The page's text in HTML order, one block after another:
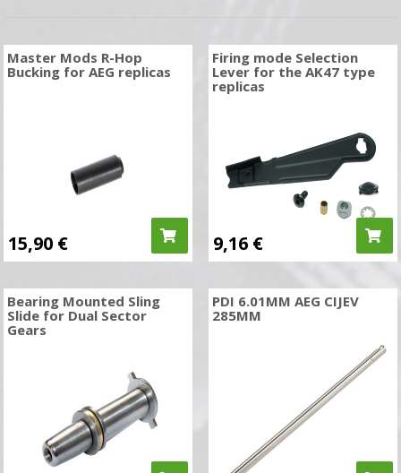
Master Mods R-Hop
Bucking for AEG replicas
15,90 €
Firing mode Selection
Lever for the AK47 type
replicas
9,16 €
Bearing Mounted Sling
Slide for Dual Sector
Gears
PDI 6.01MM AEG CIJEV
285MM